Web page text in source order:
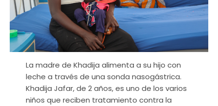
La madre de Khadija alimenta a su hijo con
leche a través de una sonda nasogástrica.
Khadija Jafar, de 2 años, es uno de los varios
niños que reciben tratamiento contra la